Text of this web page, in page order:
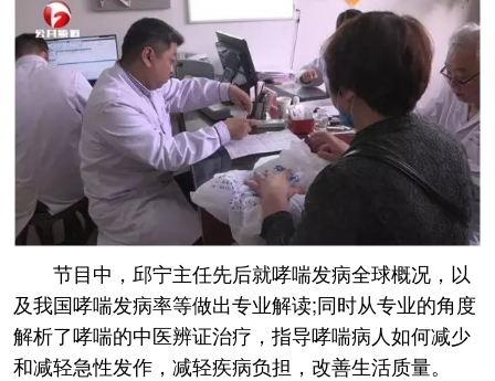
节目中，邱宁主任先后就哮喘发病全球概况，以
及我国哮喘发病率等做出专业解读;同时从专业的角度
解析了哮喘的中医辨证治疗，指导哮喘病人如何减少
和减轻急性发作，减轻疾病负担，改善生活质量。